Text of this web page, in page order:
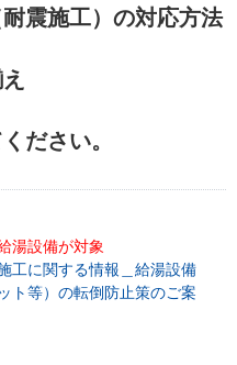
耐震施工）の対応方法
ださい。
湯設備が対象
工に関する情報＿給湯設備
ト等）の転倒防止策のご案